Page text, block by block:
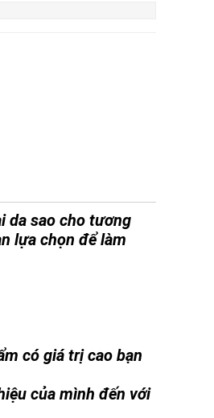
da sao cho tương
lựa chọn để làm
có giá trị cao bạn
của mình đến với